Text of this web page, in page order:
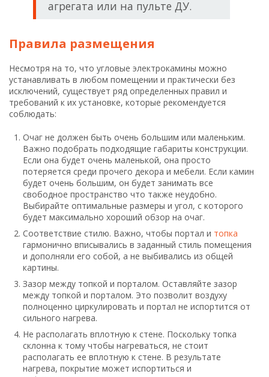
агрегата или на пульте ДУ.
Правила размещения
Несмотря на то, что угловые электрокамины можно
устанавливать в любом помещении и практически без
исключений, существует ряд определенных правил и
требований к их установке, которые рекомендуется
соблюдать:
Очаг не должен быть очень большим или маленьким.
Важно подобрать подходящие габариты конструкции.
Если она будет очень маленькой, она просто
потеряется среди прочего декора и мебели. Если камин
будет очень большим, он будет занимать все
свободное пространство что также неудобно.
Выбирайте оптимальные размеры и угол, с которого
будет максимально хороший обзор на очаг.
Соответствие стилю. Важно, чтобы портал и топка
гармонично вписывались в заданный стиль помещения
и дополняли его собой, а не выбивались из общей
картины.
Зазор между топкой и порталом. Оставляйте зазор
между топкой и порталом. Это позволит воздуху
полноценно циркулировать и портал не испортится от
сильного нагрева.
Не располагать вплотную к стене. Поскольку топка
склонна к тому чтобы нагреваться, не стоит
располагать ее вплотную к стене. В результате
нагрева, покрытие может испортиться и